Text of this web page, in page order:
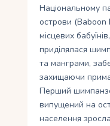
Національному
острови (Baboon
місцевих
приділялася
та манграми,
захищаючи
Перший
випущений на
населення